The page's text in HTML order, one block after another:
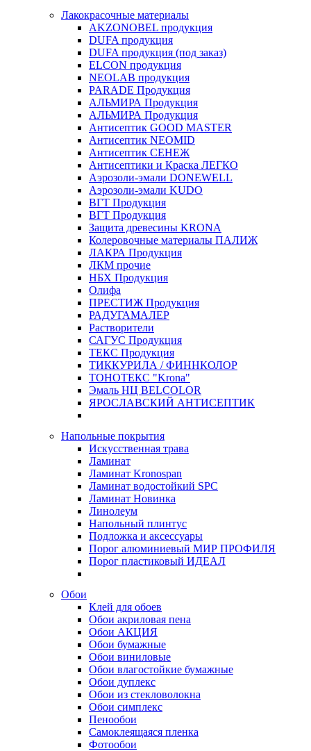
Лакокрасочные материалы
AKZONOBEL продукция
DUFA продукция
DUFA продукция (под заказ)
ELCON продукция
NEOLAB продукция
PARADE Продукция
АЛЬМИРА Продукция
АЛЬМИРА Продукция
Антисептик GOOD MASTER
Антисептик NEOMID
Антисептик СЕНЕЖ
Антисептики и Краска ЛЕГКО
Аэрозоли-эмали DONEWELL
Аэрозоли-эмали KUDO
ВГТ Продукция
ВГТ Продукция
Защита древесины KRONA
Колеровочные материалы ПАЛИЖ
ЛАКРА Продукция
ЛКМ прочие
НБХ Продукция
Олифа
ПРЕСТИЖ Продукция
РАДУГАМАЛЕР
Растворители
САГУС Продукция
ТЕКС Продукция
ТИККУРИЛА / ФИННКОЛОР
ТОНОТЕКС "Krona"
Эмаль НЦ BELCOLOR
ЯРОСЛАВСКИЙ АНТИСЕПТИК
Напольные покрытия
Искусственная трава
Ламинат
Ламинат Kronospan
Ламинат водостойкий SPC
Ламинат Новинка
Линолеум
Напольный плинтус
Подложка и аксессуары
Порог алюминиевый МИР ПРОФИЛЯ
Порог пластиковый ИДЕАЛ
Обои
Клей для обоев
Обои акриловая пена
Обои АКЦИЯ
Обои бумажные
Обои виниловые
Обои влагостойкие бумажные
Обои дуплекс
Обои из стекловолокна
Обои симплекс
Пенообои
Самоклеящаяся пленка
Фотообои